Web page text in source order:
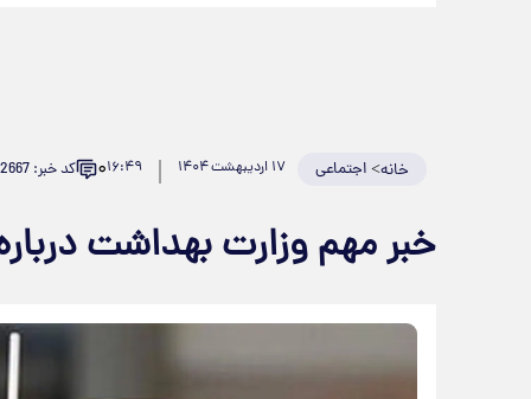
خانه>اجتماعی ۱۷ اردیبهشت ۱۴۰۴ ۱۶:۴۹۰ کد خبر: 922667
خبر مهم وزارت بهداشت